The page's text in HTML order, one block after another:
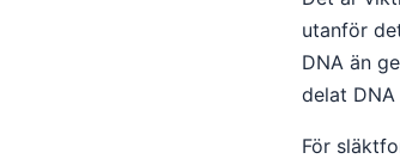
utanför
DNA än
delat
För